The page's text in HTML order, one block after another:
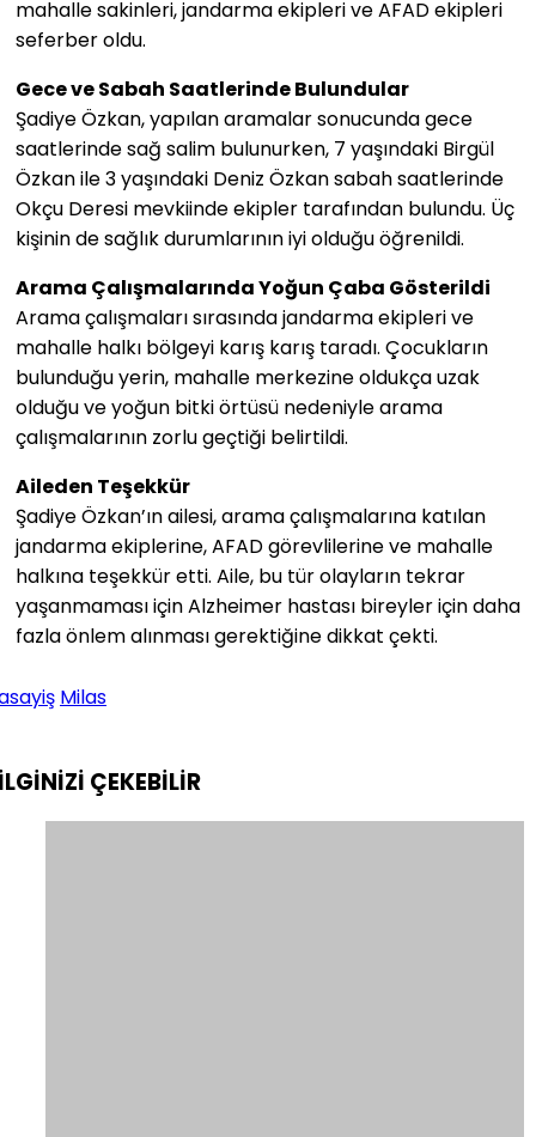
mahalle sakinleri, jandarma ekipleri ve AFAD ekipleri
seferber oldu.
Gece ve Sabah Saatlerinde Bulundular
Şadiye Özkan, yapılan aramalar sonucunda gece
saatlerinde sağ salim bulunurken, 7 yaşındaki Birgül
Özkan ile 3 yaşındaki Deniz Özkan sabah saatlerinde
Okçu Deresi mevkiinde ekipler tarafından bulundu. Üç
kişinin de sağlık durumlarının iyi olduğu öğrenildi.
Arama Çalışmalarında Yoğun Çaba Gösterildi
Arama çalışmaları sırasında jandarma ekipleri ve
mahalle halkı bölgeyi karış karış taradı. Çocukların
bulunduğu yerin, mahalle merkezine oldukça uzak
olduğu ve yoğun bitki örtüsü nedeniyle arama
çalışmalarının zorlu geçtiği belirtildi.
Aileden Teşekkür
Şadiye Özkan’ın ailesi, arama çalışmalarına katılan
jandarma ekiplerine, AFAD görevlilerine ve mahalle
halkına teşekkür etti. Aile, bu tür olayların tekrar
yaşanmaması için Alzheimer hastası bireyler için daha
fazla önlem alınması gerektiğine dikkat çekti.
Milas
ÇEKEBİLİR